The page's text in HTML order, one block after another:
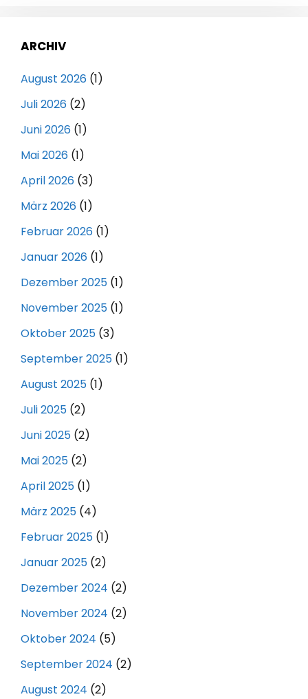
ARCHIV
August 2026 (1)
Juli 2026 (2)
Juni 2026 (1)
Mai 2026 (1)
April 2026 (3)
März 2026 (1)
Februar 2026 (1)
Januar 2026 (1)
Dezember 2025 (1)
November 2025 (1)
Oktober 2025 (3)
September 2025 (1)
August 2025 (1)
Juli 2025 (2)
Juni 2025 (2)
Mai 2025 (2)
April 2025 (1)
März 2025 (4)
Februar 2025 (1)
Januar 2025 (2)
Dezember 2024 (2)
November 2024 (2)
Oktober 2024 (5)
September 2024 (2)
August 2024 (2)